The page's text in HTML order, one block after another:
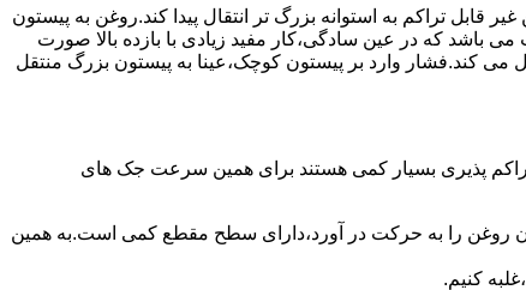
تراکم به استوانه بزرگ تر انتقال پیدا کند.روغن به پیستون
باشد که در عین سادگی،کار مفید زیادی با بازده بالا صورت
می کند.فشار وارد بر پیستون کوچک،عینا به پیستون بزرگ منتقل
پذیری بسیار کمی هستند برای همین سرعت جک های
روغن را به حرکت در آورد،دارای سطح مقطع کمی است.به همین
کنیم.